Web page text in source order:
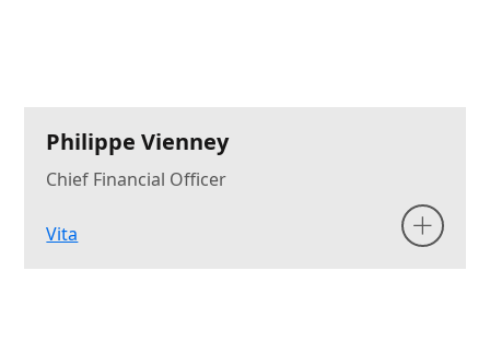
Philippe Vienney
Chief Financial Officer
Vita